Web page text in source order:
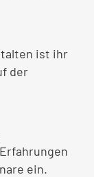
ist ihr
der
ein.